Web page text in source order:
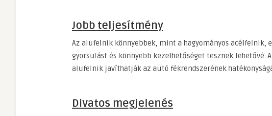
Jobb teljesítmény
Az alufelnik könnyebbek, mint a hagyományos acélfelnik,
gyorsulást és könnyebb kezelhetőséget tesznek lehetővé.
alufelnik javíthatják az autó fékrendszerének
Divatos megjelenés